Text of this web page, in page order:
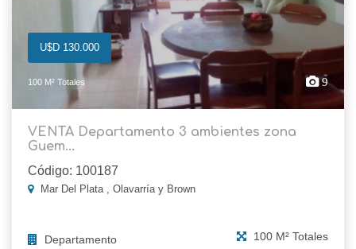
U$D 130.000
100 M² Totales 9
VENTA Departamento 3 ambientes zona
Guem...
Código: 100187
Mar Del Plata , Olavarría y Brown
Departamento 100 M² Totales